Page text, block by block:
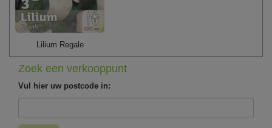
Lilium Regale
Zoek een verkooppunt
Vul hier uw postcode in: